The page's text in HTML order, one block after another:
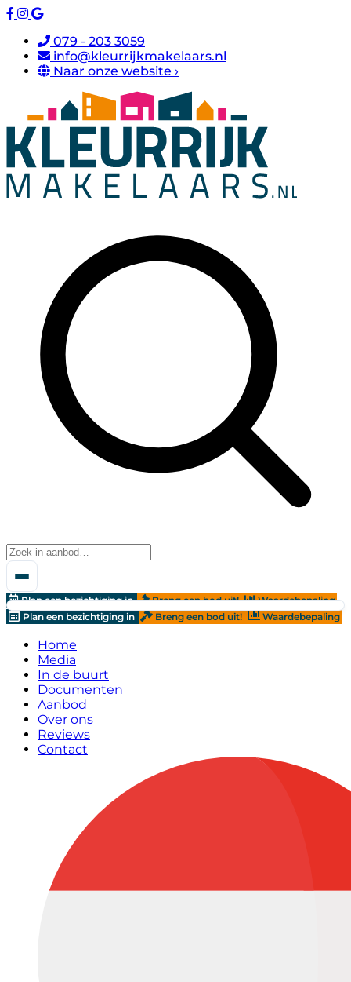
079 - 203 3059
info@kleurrijkmakelaars.nl
Naar onze website ›
Plan een bezichtiging in Breng een bod uit!
Waardebepaling
Plan een bezichtiging in
Breng een bod uit! Waardebepaling
Home
Media
In de buurt
Documenten
Aanbod
Over ons
Reviews
Contact